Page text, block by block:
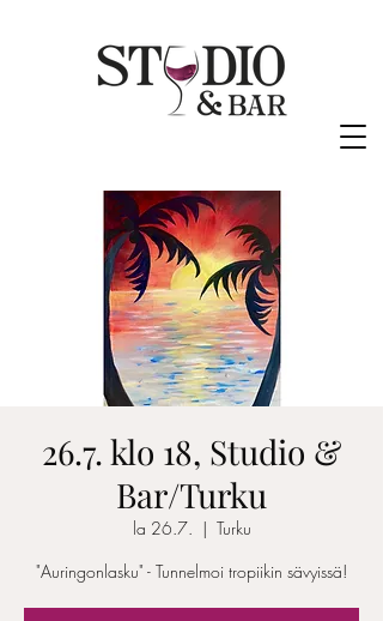
26.7. klo 18, Studio &
Bar/Turku
la 26.7.
  |
Turku
"Auringonlasku" - Tunnelmoi tropiikin sävyissä!